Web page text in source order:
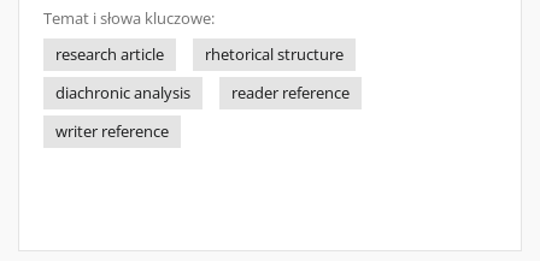
Temat i słowa kluczowe:
research article
rhetorical structure
diachronic analysis
reader reference
writer reference